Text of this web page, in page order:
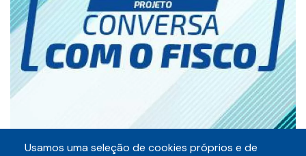
Usamos uma seleção de cookies próprios e de